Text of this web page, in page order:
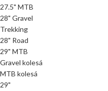
27.5" MTB
28" Gravel
Trekking
28" Road
29" MTB
Gravel kolesá
MTB kolesá
29"